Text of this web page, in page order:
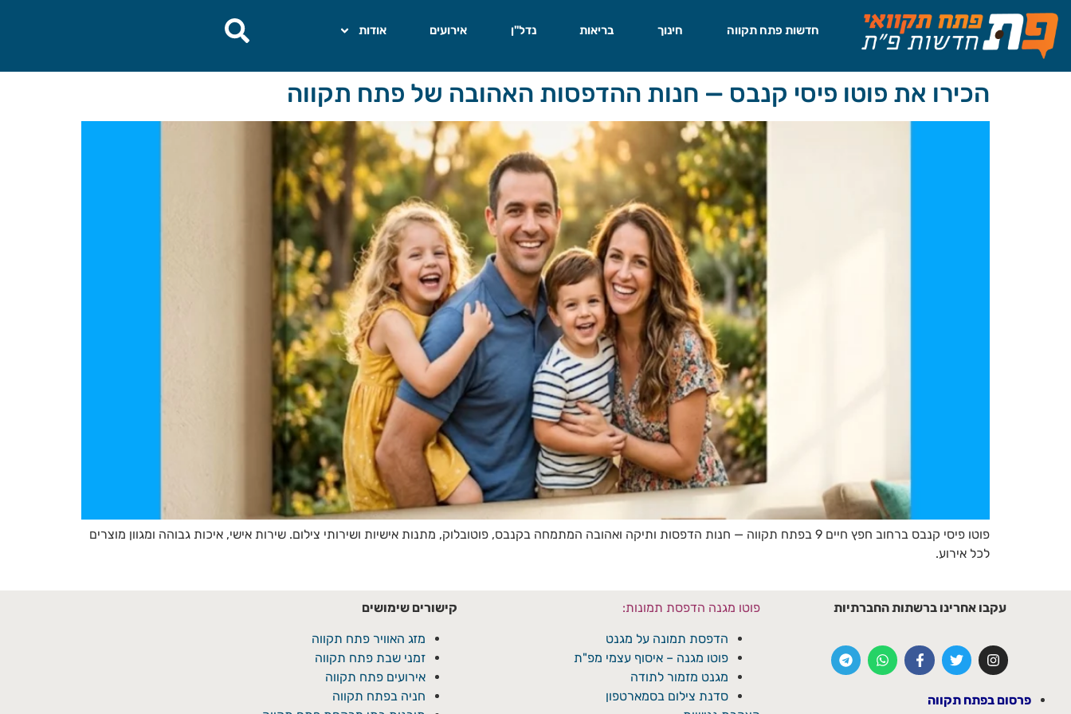
לתוכן
חדשות פתח תקווה חינוך בריאות נדל"ן אירועים אודות
הכירו את פוטו פיסי קנבס — חנות ההדפסות האהובה של פתח תקווה
פוטו פיסי קנבס ברחוב חפץ חיים 9 בפתח תקווה — חנות הדפסות ותיקה ואהובה המתמחה בקנבס, פוטובלוק, מתנות אישיות ושירותי צילום. שירות אישי, איכות גבוהה ומגוון מוצרים
לכל אירוע.
עקבו אחרינו ברשתות החברתיות
פרסום בפתח תקווה
פוטו מגנה הדפסת תמונות:
הדפסת תמונה על מגנט
פוטו מגנה – איסוף עצמי מפ"ת
מגנט מזמור לתודה
סדנת צילום בסמארטפון
קישורים שימושים
מזג האוויר פתח תקווה
זמני שבת פתח תקווה
אירועים פתח תקווה
חניה בפתח תקווה